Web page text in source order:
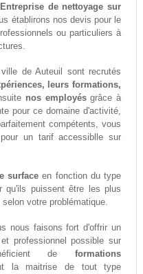
Entreprise de nettoyage sur
établirons nos devis pour le
ou particuliers à
de Auteuil sont recrutés
leurs formations,
nos employésgrâce à
pour ce domaine d'activité,
compétents, vous
un tarif accessiblle sur
surface en fonction du type
qu'ils puissent être les plus
votre problématique.
nous faisons fort d'offrir un
professionnel possible sur
deformations
la maitrise de tout type